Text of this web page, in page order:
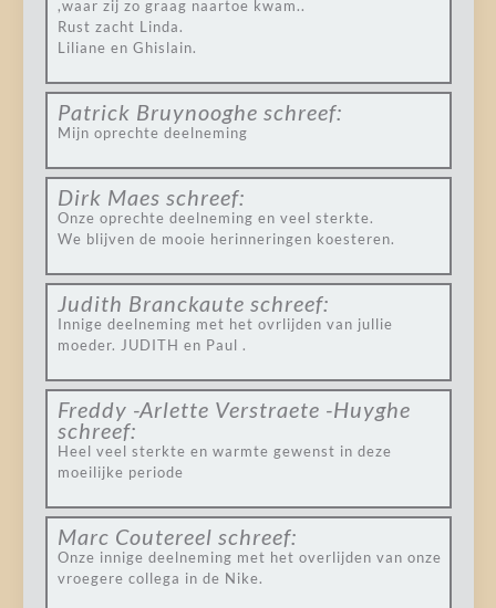
,waar zij zo graag naartoe kwam..
Rust zacht Linda.
Liliane en Ghislain.
Patrick Bruynooghe schreef:
Mijn oprechte deelneming
Dirk Maes schreef:
Onze oprechte deelneming en veel sterkte.
We blijven de mooie herinneringen koesteren.
Judith Branckaute schreef:
Innige deelneming met het ovrlijden van jullie
moeder. JUDITH en Paul .
Freddy -Arlette Verstraete -Huyghe
schreef:
Heel veel sterkte en warmte gewenst in deze
moeilijke periode
Marc Coutereel schreef:
Onze innige deelneming met het overlijden van onze
vroegere collega in de Nike.